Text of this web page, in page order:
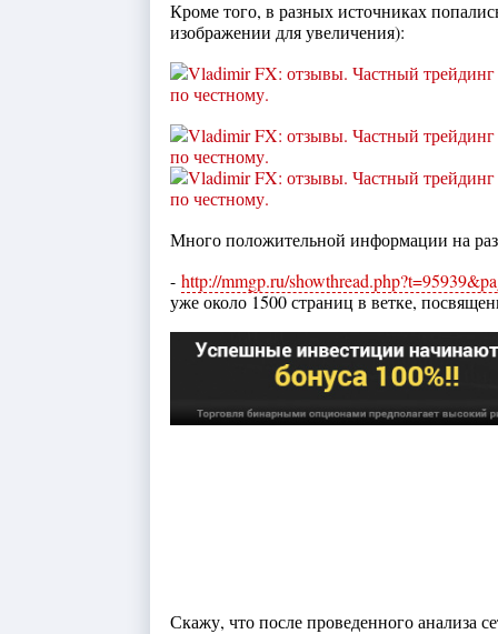
Кроме того, в разных источниках
изображении для увеличения):
Много положительной информации на
- http://mmgp.ru/
уже около 1500 страниц в ветке,
Скажу, что после проведенного анализа